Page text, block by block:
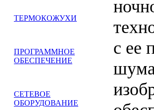
ТЕРМОКОЖУХИ
ПРОГРАММНОЕ
ОБЕСПЕЧЕНИЕ
СЕТЕВОЕ
ОБОРУДОВАНИЕ
с ее
шума